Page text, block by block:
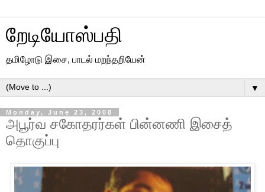
றேடியோஸ்பதி
தமிழோடு இசை, பாடல் மறந்தறியேன்
▼
Monday, June 23, 2008
அபூர்வ சகோதரர்கள் பின்னணி இசைத்
தொகுப்பு